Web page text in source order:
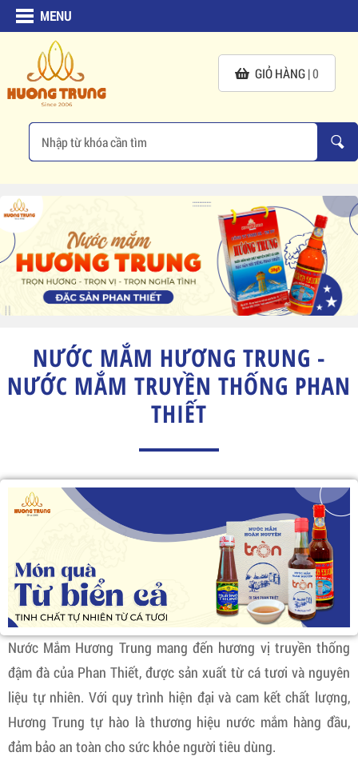
MENU
GIỎ HÀNG |0
NƯỚC MẮM HƯƠNG TRUNG -
NƯỚC MẮM TRUYỀN THỐNG PHAN
THIẾT
Nước Mắm Hương Trung mang đến hương vị truyền thống
đậm đà của Phan Thiết, được sản xuất từ cá tươi và nguyên
liệu tự nhiên. Với quy trình hiện đại và cam kết chất lượng,
Hương Trung tự hào là thương hiệu nước mắm hàng đầu,
đảm bảo an toàn cho sức khỏe người tiêu dùng.